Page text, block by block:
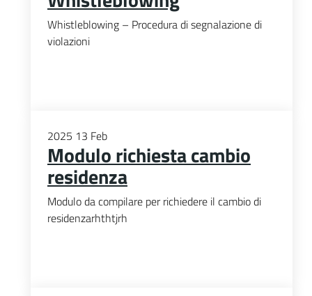
Whistleblowing – Procedura di segnalazione di
violazioni
2025 13 Feb
Modulo richiesta cambio
residenza
Modulo da compilare per richiedere il cambio di
residenzarhthtjrh